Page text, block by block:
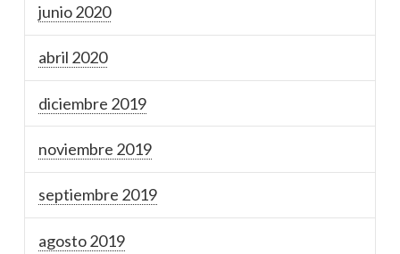
junio 2020
abril 2020
diciembre 2019
noviembre 2019
septiembre 2019
agosto 2019